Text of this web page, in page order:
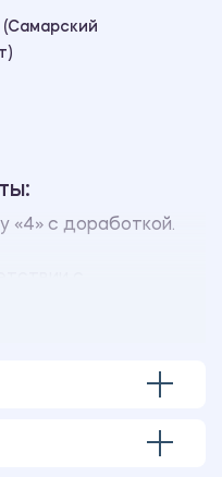
«4» с доработкой.
заведения.